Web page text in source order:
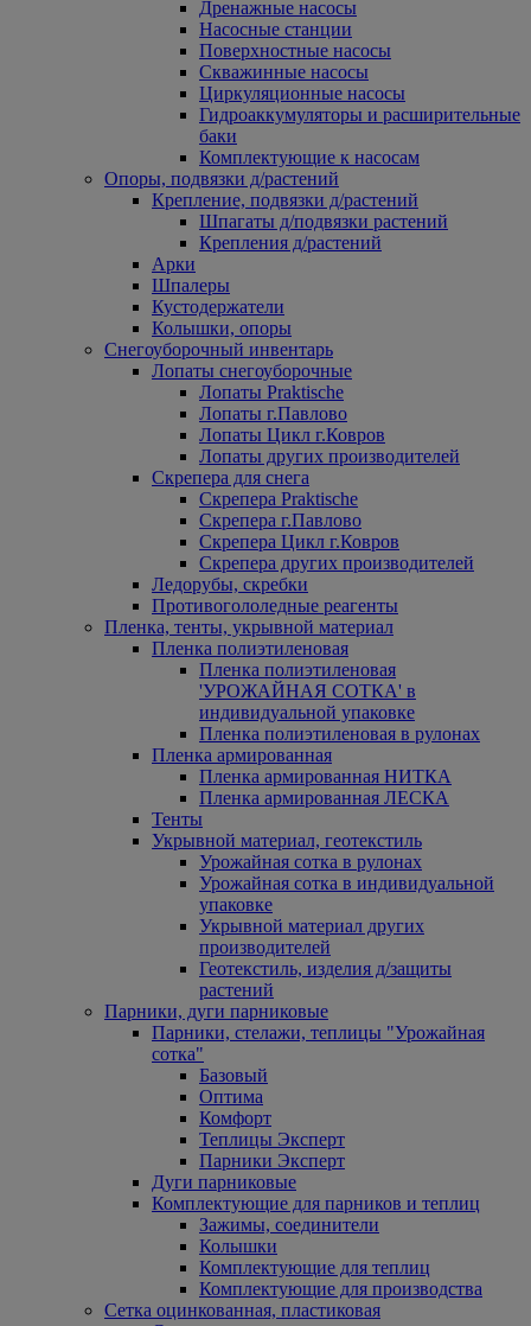
Дренажные насосы
Насосные станции
Поверхностные насосы
Скважинные насосы
Циркуляционные насосы
Гидроаккумуляторы и расширительные
баки
Комплектующие к насосам
Опоры, подвязки д/растений
Крепление, подвязки д/растений
Шпагаты д/подвязки растений
Крепления д/растений
Арки
Шпалеры
Кустодержатели
Колышки, опоры
Снегоуборочный инвентарь
Лопаты снегоуборочные
Лопаты Praktische
Лопаты г.Павлово
Лопаты Цикл г.Ковров
Лопаты других производителей
Скрепера для снега
Скрепера Praktische
Скрепера г.Павлово
Скрепера Цикл г.Ковров
Скрепера других производителей
Ледорубы, скребки
Противогололедные реагенты
Пленка, тенты, укрывной материал
Пленка полиэтиленовая
Пленка полиэтиленовая
'УРОЖАЙНАЯ СОТКА' в
индивидуальной упаковке
Пленка полиэтиленовая в рулонах
Пленка армированная
Пленка армированная НИТКА
Пленка армированная ЛЕСКА
Тенты
Укрывной материал, геотекстиль
Урожайная сотка в рулонах
Урожайная сотка в индивидуальной
упаковке
Укрывной материал других
производителей
Геотекстиль, изделия д/защиты
растений
Парники, дуги парниковые
Парники, стелажи, теплицы "Урожайная
сотка"
Базовый
Оптима
Комфорт
Теплицы Эксперт
Парники Эксперт
Дуги парниковые
Комплектующие для парников и теплиц
Зажимы, соединители
Колышки
Комплектующие для теплиц
Комплектующие для производства
Сетка оцинкованная, пластиковая